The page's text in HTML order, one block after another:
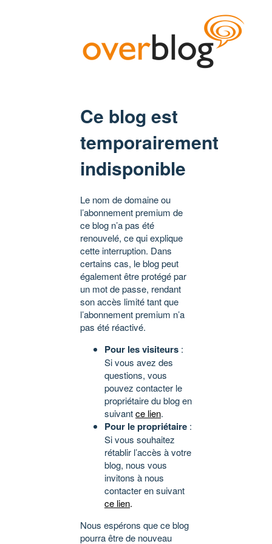
Ce blog est
temporairement
indisponible
Le nom de domaine ou
l’abonnement premium de
ce blog n’a pas été
renouvelé, ce qui explique
cette interruption. Dans
certains cas, le blog peut
également être protégé par
un mot de passe, rendant
son accès limité tant que
l’abonnement premium n’a
pas été réactivé.
Pour les visiteurs :
Si vous avez des
questions, vous
pouvez contacter le
propriétaire du blog en
suivantce lien.
Pour le propriétaire :
Si vous souhaitez
rétablir l’accès à votre
blog, nous vous
invitons à nous
contacter en suivant
ce lien.
Nous espérons que ce blog
pourra être de nouveau